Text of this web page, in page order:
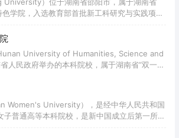
于1941年，前身为湖南省立第七师范学校，
零陵师范学院等时期；1971年创办专科教育，并
色学院，入选教育部首批新工科研究与实践项
年，前身是邵阳师范专科学校，2002年与邵
务国家特殊需求人才培养项目）；2018年7月，
学位授予单位立项建设单位（第三批）。截至
University of Humanities, Science and
人民政府举办的本科院校，属于湖南省“双一
育试点高校。湖南人文科技学院始于1978年创
为湖南人文科技学院，成为一所全日制本科普通
学位委员会批准，学校取得硕士学位授予权
Women's University），是经中华人民共和国
子普通高等本科院校，是新中国成立后第一所公